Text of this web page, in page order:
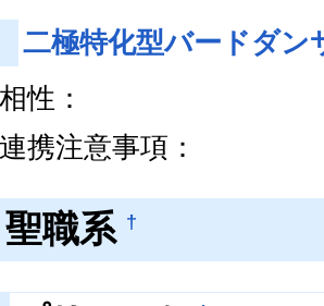
二極特化型バードダン
相性：
連携注意事項：
聖職系 †